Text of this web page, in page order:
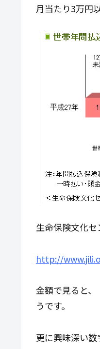
月当たり3万円
生命保険文化
http://
金額で見ると
うです。
更に興味深い数